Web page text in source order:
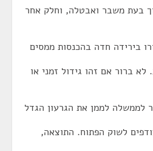
בעת משבר ואבטלה, וחלק אחר
בירידה חדה בהכנסות ממסים
ברור אם זהו גידול זמני או
לממשלה לממן את הגרעון הגדל
לשוק הפתוח. התוצאה,